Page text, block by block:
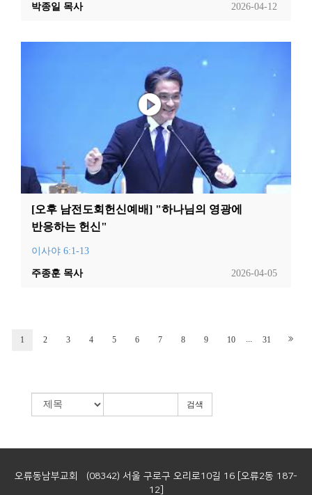
2026-04-12
박종일 목사
[오후 남전도회헌신예배] "하나님의 영광에
반응하는 헌신"
이사야 6:1-13
2026-04-05
주종훈 목사
1 2 3 4 5 6 7 8 9 10 ... 31
검색
오류동남부교회 (08342) 서울 구로구 오리로10길 16 [오류2동 187-
12]